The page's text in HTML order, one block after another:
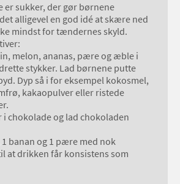
er sukker, der gør børnene
alligevel en god idé at skære ned
mindst for tændernes skyld.
melon, ananas, pære og æble i
stykker. Lad børnene putte
Dyp så i for eksempel kokosmel,
kakaopulver eller ristede
i chokolade og lad chokoladen
1 banan og 1 pære med nok
at drikken får konsistens som